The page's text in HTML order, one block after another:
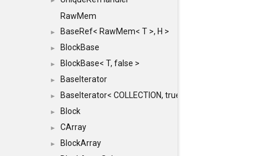
RawMem
► BaseRef< RawMem< T >, H >
► BlockBase
► BlockBase< T, false >
► BaseIterator
► BaseIterator< COLLECTION, true >
► Block
► CArray
►
BlockArray